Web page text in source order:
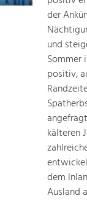
der
und
Sommer
positiv,
kälteren
dem
Ausland